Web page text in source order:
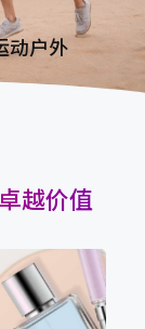
尚奢品
越价值